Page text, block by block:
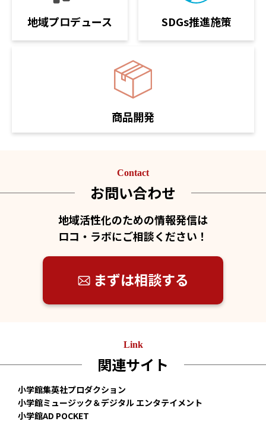
地域プロデュース SDGs推進施策
商品開発
Contact
お問い合わせ
地域活性化のための情報発信は
ロコ・ラボにご相談ください！
まずは相談する
Link
関連サイト
小学館集英社プロダクション
小学館ミュージック＆デジタル エンタテイメント
小学館AD POCKET